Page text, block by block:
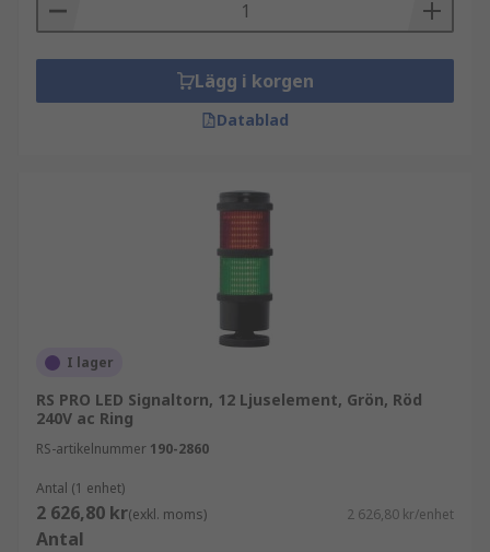
Lägg i korgen
Datablad
I lager
RS PRO LED Signaltorn, 12 Ljuselement, Grön, Röd
240V ac Ring
RS-artikelnummer 190-2860
Antal (1 enhet)
2 626,80 kr(exkl. moms) 2 626,80 kr/enhet
Antal